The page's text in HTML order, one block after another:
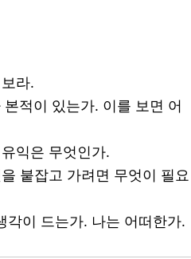
라.
적이 있는가. 이를 보면 어
익은 무엇인가.
붙잡고 가려면 무엇이 필요
각이 드는가. 나는 어떠한가.